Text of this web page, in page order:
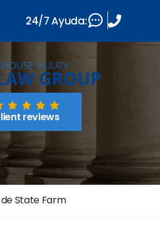
reviews
State Farm
24/7 Ayuda: